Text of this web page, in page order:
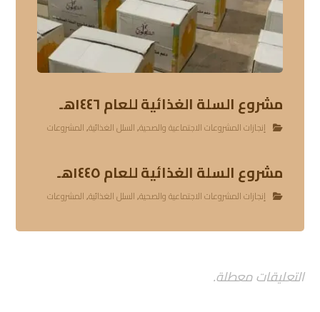
مشروع السلة الغذائية للعام ١٤٤٦هـ
إنجازات المشروعات الاجتماعية والصحية,السلل الغذائية,المشروعات
مشروع السلة الغذائية للعام ١٤٤٥هـ
إنجازات المشروعات الاجتماعية والصحية,السلل الغذائية,المشروعات
التعليقات معطلة.